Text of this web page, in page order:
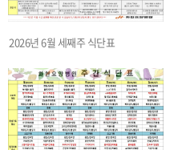
2026년 6월 세째주 식단표